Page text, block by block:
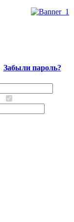
Забыли пароль?